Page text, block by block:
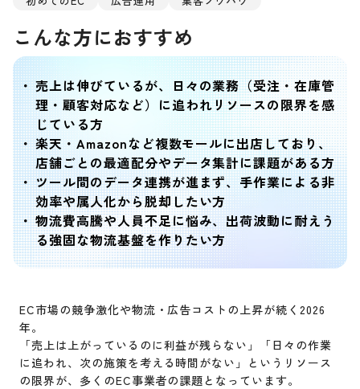
こんな方におすすめ
売上は伸びているが、日々の業務（受注・在庫管
理・顧客対応など）に追われリソースの限界を感
じている方
楽天・Amazonなど複数モールに出店しており、
店舗ごとの最適配分やデータ集計に課題がある方
ツール間のデータ連携が進まず、手作業による非
効率や属人化から脱却したい方
物流費高騰や人員不足に悩み、出荷波動に耐えう
る強固な物流基盤を作りたい方
EC市場の競争激化や物流・広告コストの上昇が続く2026
年。
「売上は上がっているのに利益が残らない」「日々の作業
に追われ、次の施策を考える時間がない」というリソース
の限界が、多くのEC事業者の課題となっています。